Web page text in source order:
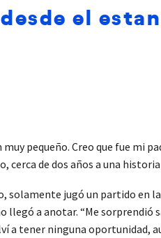
el
pequeño. Creo que fue mi
cerca de dos años a una
solamente jugó un partido en
llegó a anotar. “Me sorprendió
a tener ninguna